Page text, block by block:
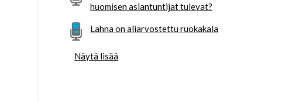
huomisen asiantuntijat tulevat?
Lahna on aliarvostettu ruokakala
Näytä lisää